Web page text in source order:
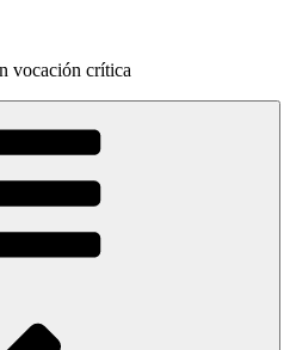
vocación crítica